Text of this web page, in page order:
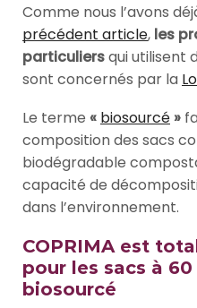
Comme nous l’avons
précédent article, les
particuliersqui utilisent
sont concernés par la
Le terme « biosourcé»
composition des sacs
biodégradable
capacité de
dans l’environnement.
COPRIMA est
pour les sacs à
biosourcé